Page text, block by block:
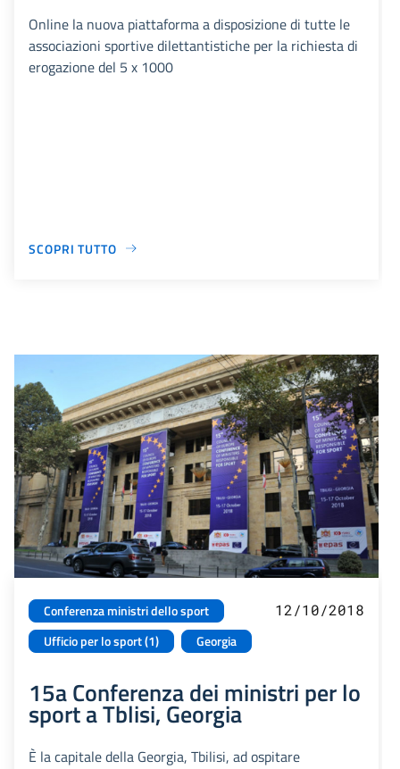
Online la nuova piattaforma a disposizione di tutte le
associazioni sportive dilettantistiche per la richiesta di
erogazione del 5 x 1000
SCOPRI TUTTO
Conferenza ministri dello sport
Ufficio per lo sport (1)
Georgia
12/10/2018
15a Conferenza dei ministri per lo
sport a Tblisi, Georgia
È la capitale della Georgia, Tbilisi, ad ospitare